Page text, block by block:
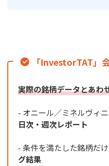
「InvestorTAT」
実際の銘柄データとあわ
- オニール／ミネルヴィ
日次・週次レポート
- 条件を満たした銘柄だ
グ結果